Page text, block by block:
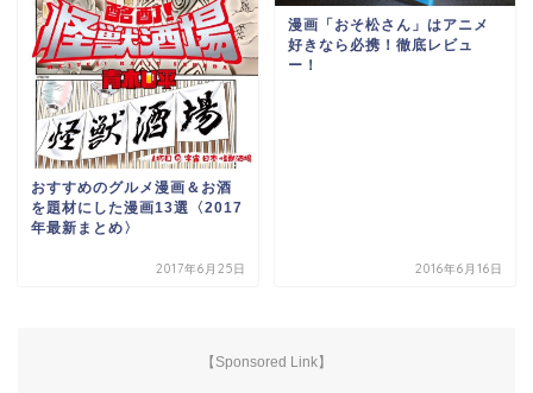
おすすめのグルメ漫画＆お酒
を題材にした漫画13選〈2017
年最新まとめ〉
2017年6月25日
漫画「おそ松さん」はアニメ
好きなら必携！徹底レビュ
ー！
2016年6月16日
【Sponsored Link】